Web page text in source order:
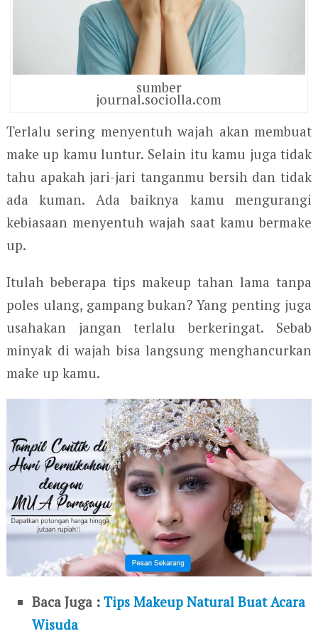
sumber
journal.sociolla.com
Terlalu sering menyentuh wajah akan membuat
make up kamu luntur. Selain itu kamu juga tidak
tahu apakah jari-jari tanganmu bersih dan tidak
ada kuman. Ada baiknya kamu mengurangi
kebiasaan menyentuh wajah saat kamu bermake
up.
Itulah beberapa tips makeup tahan lama tanpa
poles ulang, gampang bukan? Yang penting juga
usahakan jangan terlalu berkeringat. Sebab
minyak di wajah bisa langsung menghancurkan
make up kamu.
Baca Juga :Tips Makeup Natural Buat Acara
Wisuda